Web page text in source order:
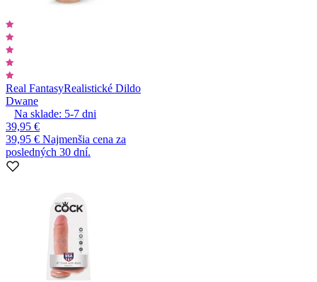
Real FantasyRealistické Dildo
Dwane
Na sklade: 5-7 dni
39,95 €
39,95 € Najmenšia cena za
posledných 30 dní.